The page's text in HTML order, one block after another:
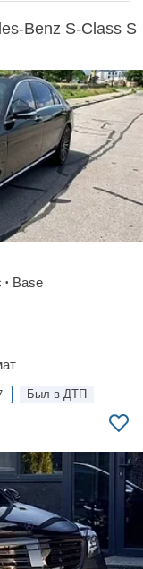
Benz S-Class S
• Base
Был в ДТП